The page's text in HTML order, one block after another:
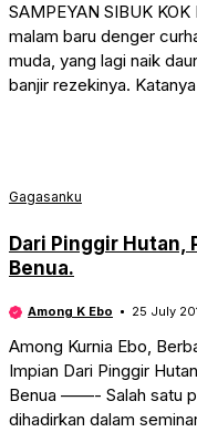
SAMPEYAN SIBUK KOK
malam baru denger
muda, yang lagi naik
banjir rezekinya.
Gagasanku
Dari Pinggir Hutan,
Benua.
Among K Ebo 25 July
Among Kurnia Ebo,
Impian Dari Pinggir
Benua ——- Salah satu
dihadirkan dalam